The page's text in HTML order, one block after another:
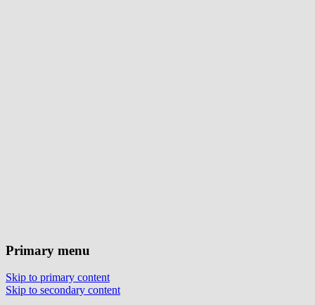
Primary menu
Skip to primary content
Skip to secondary content